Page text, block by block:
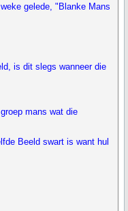
gelede, "Blanke Mans
is dit slegs wanneer die
mans wat die
Beeld swart is want hul